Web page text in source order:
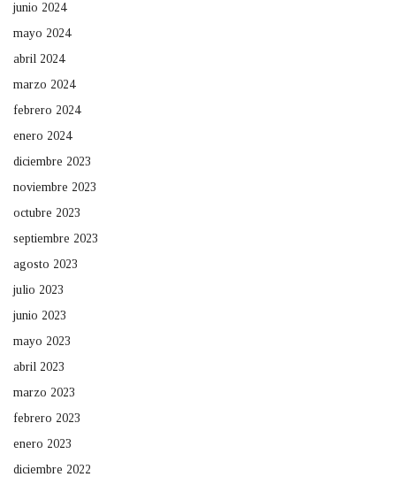
junio 2024
mayo 2024
abril 2024
marzo 2024
febrero 2024
enero 2024
diciembre 2023
noviembre 2023
octubre 2023
septiembre 2023
agosto 2023
julio 2023
junio 2023
mayo 2023
abril 2023
marzo 2023
febrero 2023
enero 2023
diciembre 2022